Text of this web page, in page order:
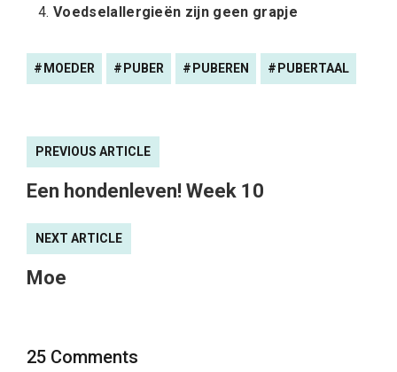
Voedselallergieën zijn geen grapje
MOEDER PUBER PUBEREN PUBERTAAL
PREVIOUS ARTICLE
Een hondenleven! Week 10
NEXT ARTICLE
Moe
25 Comments